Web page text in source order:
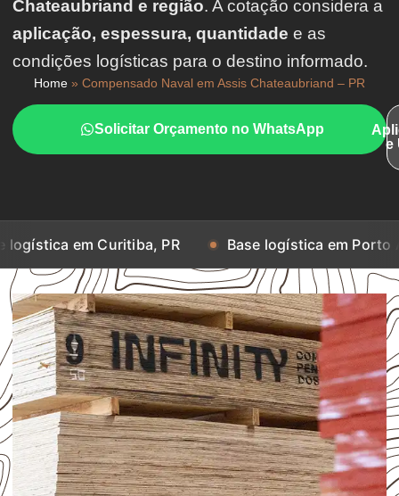
Chateaubriand e região. A cotação considera a
aplicação, espessura, quantidade e as
condições logísticas para o destino informado.
Home » Compensado Naval em Assis Chateaubriand – PR
Solicitar Orçamento no WhatsApp
e
em Curitiba, PR Base logística em Porto Alegre,